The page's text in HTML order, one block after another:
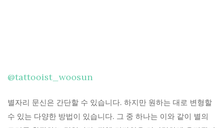
@tattooist_woosun
별자리 문신은 간단할 수 있습니다. 하지만 원하는 대로 변형할
수 있는 다양한 방법이 있습니다. 그 중 하나는 이와 같이 별의